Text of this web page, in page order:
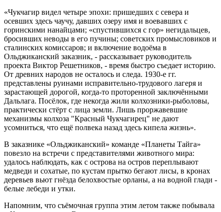
«Чукчагир видел четыре эпохи: пришедших с севера и
осевших здесь чаучу, давших озеру имя и воевавших с
горинскими нанайцами; «спустившихся с гор» негидальцев,
бросивших неводы в его пучины; советских промысловиков и
сталинских комиссаров; и включение водоёма в
Ольджиканский заказник, - рассказывает руководитель
проекта Виктор Решетников, - время быстро съедает историю.
От древних народов не осталось и следа. 1930-е гг.
представлены руинами исправительно-трудового лагеря и
зарастающей дорогой, когда-то проторенной заключёнными
Дальлага. Посёлок, где некогда жили колхозники-рыболовы,
практически стёрт с лица земли. Лишь проржавевшие
механизмы колхоза "Красный Чукчагирец" не дают
усомниться, что ещё полвека назад здесь кипела жизнь».
В заказнике «Ольджиканский» команде «Планеты Тайга»
повезло на встречи с представителями животного мира:
удалось наблюдать, как с острова на остров переплывают
медведи и сохатые, по кустам прытко бегают лисы, в кронах
деревьев вьют гнёзда белохвостые орланы, а на водной глади -
белые лебеди и утки.
Напомним, что съёмочная группа этим летом также побывала